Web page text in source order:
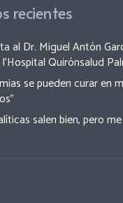
recientes
al Dr. Miguel Antón
Quirónsalud
se pueden curar en
salen bien, pero